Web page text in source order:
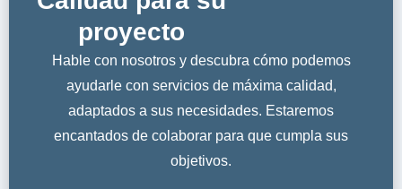
proyecto
Hable con nosotros y descubra cómo podemos
ayudarle con servicios de máxima calidad,
adaptados a sus necesidades. Estaremos
encantados de colaborar para que cumpla sus
objetivos.